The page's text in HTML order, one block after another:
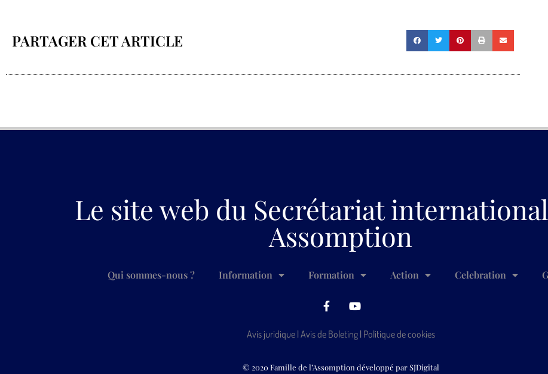
PARTAGER CET ARTICLE
Le site web du Secrétariat international
Assomption
Qui sommes-nous ? Information Formation Action Celebration
Avis juridique| Avis de Boleting| Politique de cookies
© 2020 Famille de l’Assomption développé parSJDigital